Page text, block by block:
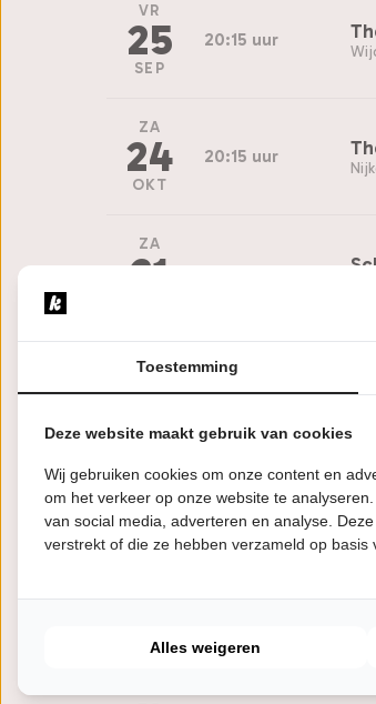
VR
25
SEP
20:15 uur
ZA
24
OKT
20:15 uur
ZA
21
ZA
28 20:15 uur
VR
8
JAN
20:00 uur
ZA
JAN
Toestemming
Deze website maakt gebruik van cookies
Wij gebruiken cookies om onze content en
om het verkeer op onze website te
van social media, adverteren en analyse.
verstrekt of die ze hebben verzameld op basis
Alles weigeren